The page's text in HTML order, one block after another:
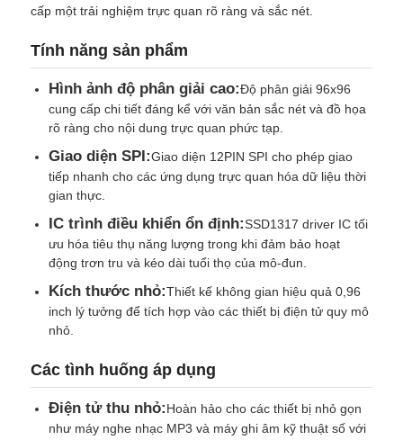
Về Chúng Tôi
Tham quan nhà máy
Kiểm soát chất lượng
Liên hệ với chúng tôi
Tin tức
Các trường hợp
Màn hình LCD TFT
cấp một trải nghiệm trực quan rõ ràng và sắc nét.
Tính năng sản phẩm
Hình ảnh độ phân giải cao:Độ phân giải 96x96
cung cấp chi tiết đáng kể với văn bản sắc nét và đồ họa
rõ ràng cho nội dung trực quan phức tạp.
Giao diện SPI:Giao diện 12PIN SPI cho phép giao
tiếp nhanh cho các ứng dụng trực quan hóa dữ liệu thời
gian thực.
IC trình điều khiển ổn định:SSD1317 driver IC tối
ưu hóa tiêu thụ năng lượng trong khi đảm bảo hoạt
động trơn tru và kéo dài tuổi thọ của mô-đun.
Kích thước nhỏ:Thiết kế không gian hiệu quả 0,96
inch lý tưởng để tích hợp vào các thiết bị điện tử quy mô
nhỏ.
Các tình huống áp dụng
Điện tử thu nhỏ:Hoàn hảo cho các thiết bị nhỏ gọn
như máy nghe nhạc MP3 và máy ghi âm kỹ thuật số với